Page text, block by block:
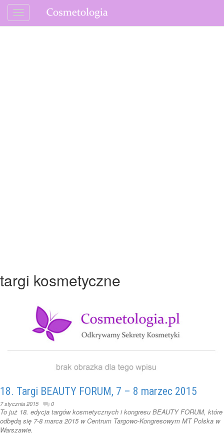
targi kosmetyczne
18. Targi BEAUTY FORUM, 7 – 8 marzec 2015
7 stycznia 2015 0
To już 18. edycja targów kosmetycznych i kongresu BEAUTY FORUM, które
odbędą się 7-8 marca 2015 w Centrum Targowo-Kongresowym MT Polska w
Warszawie.